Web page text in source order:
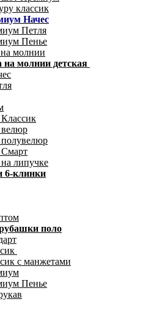
классик
Начес
Петля
Пенье
молнии
на молнии детская
велюр
полувелюр
Смарт
липучке
6-клинки
поло
с манжетами
Пенье